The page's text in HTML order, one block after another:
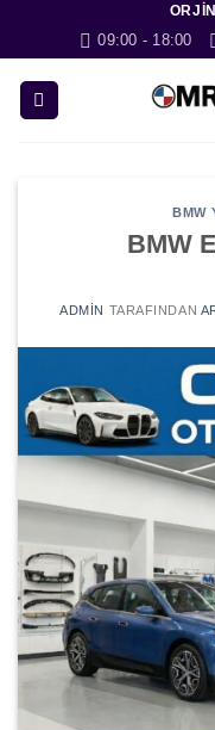
09:00 - 18:00
BMW
BMW
ADMIN TARAFINDAN